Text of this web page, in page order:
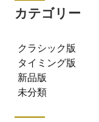
カテゴリー
クラシック版
タイミング版
新品版
未分類